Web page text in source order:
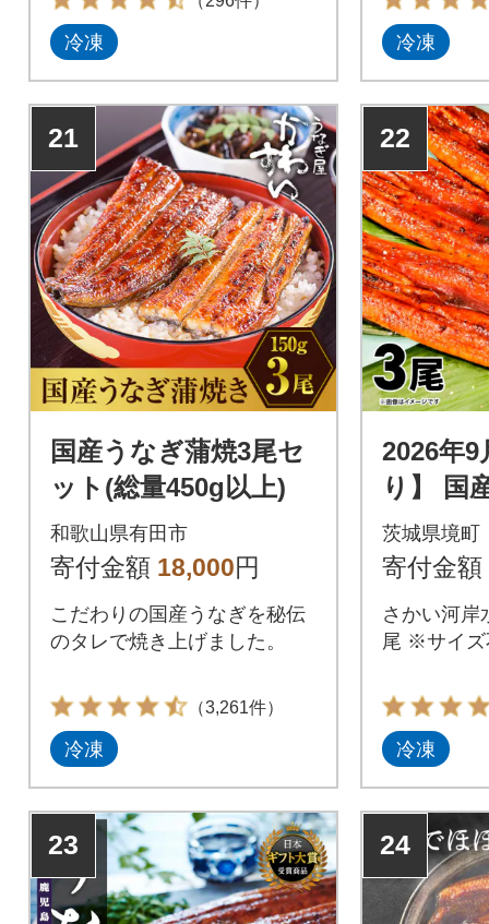
冷凍 冷凍
21
国産うなぎ蒲焼3尾セ
ット(総量450g以上)
和歌山県有田市
寄付金額 18,000円
こだわりの国産うなぎを秘伝
のタレで焼き上げました。
（3,261件）
冷凍
22
2026年9
り】 国
3尾
不揃い
茨城県境町
寄付金額
さかい河岸
尾 ※サイズ
冷凍
23 24